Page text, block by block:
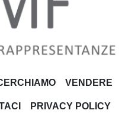
VENDERE
PRIVACY POLICY